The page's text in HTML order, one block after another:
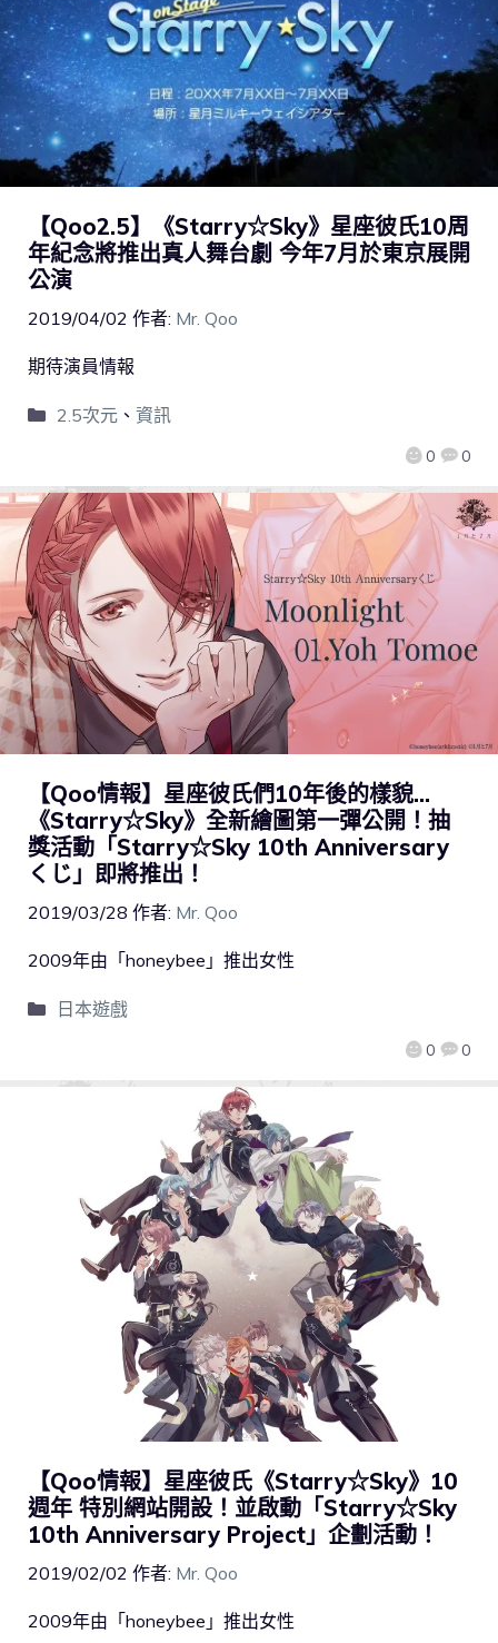
【Qoo2.5】《Starry☆Sky》星座彼氏10周
年紀念將推出真人舞台劇 今年7月於東京展開
公演
2019/04/02 作者: Mr. Qoo
0 0
期待演員情報
2.5次元、 資訊
【Qoo情報】星座彼氏們10年後的樣貌…
《Starry☆Sky》全新繪圖第一彈公開！抽
獎活動「Starry☆Sky 10th Anniversary
くじ」即將推出！
2019/03/28 作者: Mr. Qoo
0 0
2009年由「honeybee」推出女性
日本遊戲
【Qoo情報】星座彼氏《Starry☆Sky》10
週年 特別網站開設！並啟動「Starry☆Sky
10th Anniversary Project」企劃活動！
2019/02/02 作者: Mr. Qoo
2009年由「honeybee」推出女性